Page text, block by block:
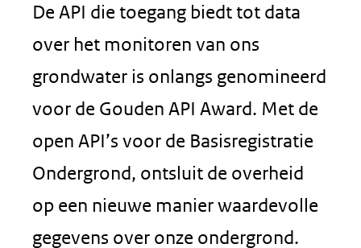
De API die toegang biedt tot data
over het monitoren van ons
grondwater is onlangs genomineerd
voor de Gouden API Award. Met de
open API’s voor de Basisregistratie
Ondergrond, ontsluit de overheid
op een nieuwe manier waardevolle
gegevens over onze ondergrond.